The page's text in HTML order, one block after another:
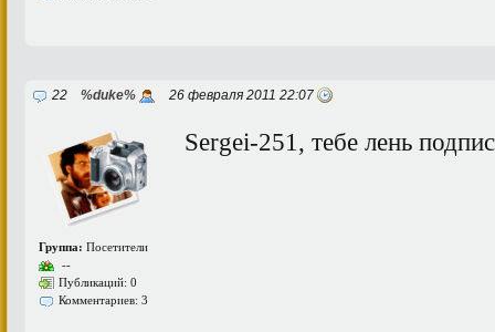
22 %duke% 26 февраля 2011 22:07
Группа: Посетители
--
Публикаций: 0
Комментариев: 3
Sergei-251, тебе лень